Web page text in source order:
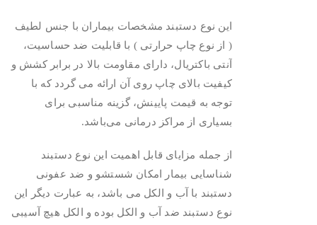
این نوع دستبند مشخصات بیماران با جنس لطیف
( از نوع چاپ حرارتی ) با قابلیت ضد حساسیت،
آنتی باکتریال، دارای مقاومت بالا در برابر کشش و
کیفیت بالای چاپ روی آن ارائه می گردد که با
توجه به قیمت پایینش، گزینه مناسبی برای
بسیاری از مراکز درمانی می‌باشد.
از جمله مزایای قابل اهمیت این نوع دستبند
شناسایی بیمار امکان شستشو و ضد عفونی
دستبند با آب و الکل می باشد، به عبارت دیگر این
نوع دستبند ضد آب و الکل بوده و الکل هیچ آسیبی